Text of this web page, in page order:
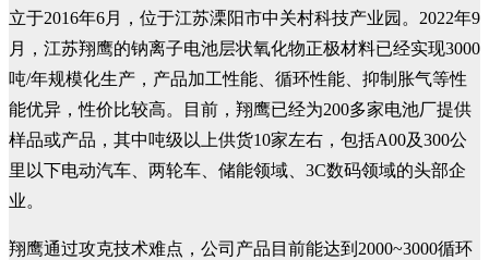
立于2016年6月，位于江苏溧阳市中关村科技产业园。2022年9
月，江苏翔鹰的钠离子电池层状氧化物正极材料已经实现3000
吨/年规模化生产，产品加工性能、循环性能、抑制胀气等性
能优异，性价比较高。目前，翔鹰已经为200多家电池厂提供
样品或产品，其中吨级以上供货10家左右，包括A00及300公
里以下电动汽车、两轮车、储能领域、3C数码领域的头部企
业。
翔鹰通过攻克技术难点，公司产品目前能达到2000~3000循环